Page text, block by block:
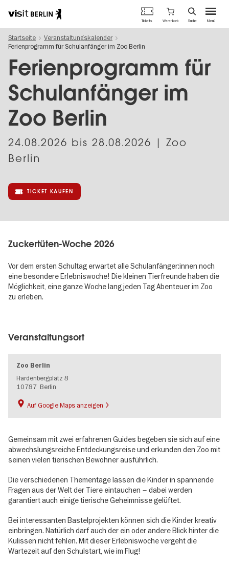
zum
Inhalt
Berlins
offizielles
Tourismusportal
Menü
Tickets Warenkorb Suche
Startseite
Veranstaltungskalender
Ferienprogramm für Schulanfänger im Zoo Berlin
Ferienprogramm für
Schulanfänger im
Zoo Berlin
24.08.2026 bis 28.08.2026 | Zoo
Berlin
TICKET KAUFEN
Zuckertüten-Woche 2026
Vor dem ersten Schultag erwartet alle Schulanfänger:innen noch
eine besondere Erlebniswoche! Die kleinen Tierfreunde haben die
Möglichkeit, eine ganze Woche lang jeden Tag Abenteuer im Zoo
zu erleben.
Veranstaltungsort
Zoo Berlin
Hardenbergplatz 8
10787 Berlin
Auf Google Maps anzeigen
Gemeinsam mit zwei erfahrenen Guides begeben sie sich auf eine
abwechslungsreiche Entdeckungsreise und erkunden den Zoo mit
seinen vielen tierischen Bewohner ausführlich.
Die verschiedenen Thementage lassen die Kinder in spannende
Fragen aus der Welt der Tiere eintauchen – dabei werden
garantiert auch einige tierische Geheimnisse gelüftet.
Bei interessanten Bastelprojekten können sich die Kinder kreativ
einbringen. Natürlich darf auch der ein oder andere Blick hinter die
Kulissen nicht fehlen. Mit dieser Erlebniswoche vergeht die
Wartezeit auf den Schulstart, wie im Flug!